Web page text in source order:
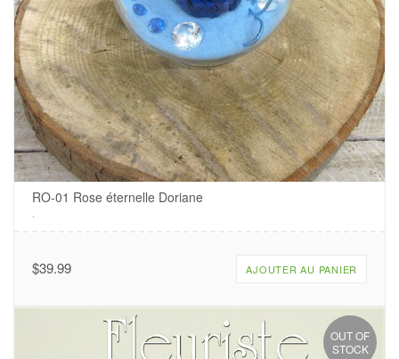
RO-01 Rose éternelle Doriane
$39.99 AJOUTER AU PANIER
OUT OF
STOCK